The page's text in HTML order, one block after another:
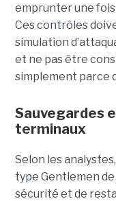
emprunter une fois
Ces contrôles
simulation
et ne pas être
simplement parce
Sauvegardes
terminaux
Selon les
type Gentlemen
sécurité et de